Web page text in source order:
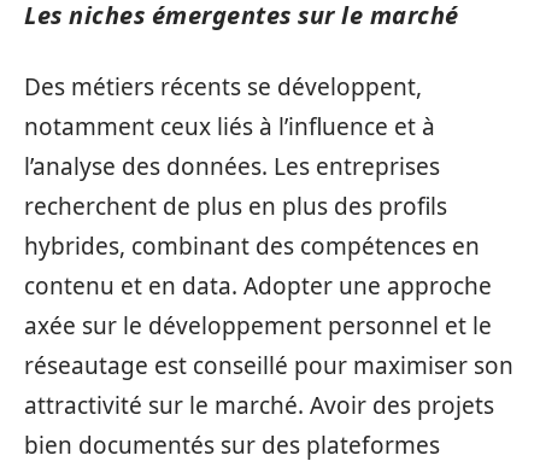
Les niches émergentes sur le marché
Des métiers récents se développent,
notamment ceux liés à l’influence et à
l’analyse des données. Les entreprises
recherchent de plus en plus des profils
hybrides, combinant des compétences en
contenu et en data. Adopter une approche
axée sur le développement personnel et le
réseautage est conseillé pour maximiser son
attractivité sur le marché. Avoir des projets
bien documentés sur des plateformes